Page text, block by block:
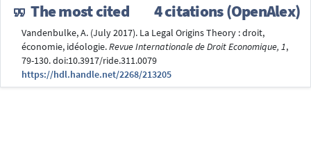
The most cited 4 citations (OpenAlex)
Vandenbulke, A. (July 2017). La Legal Origins Theory : droit,
économie, idéologie.Revue Internationale de Droit Economique, 1,
79-130. doi:10.3917/ride.311.0079
https://hdl.handle.net/2268/213205